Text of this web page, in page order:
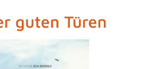
guten Türen